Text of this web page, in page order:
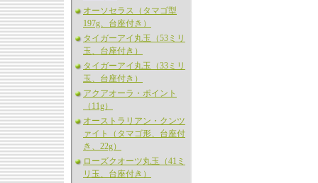
オーソセラス（タマゴ型
197g、台座付き）
タイガーアイ丸玉（53ミリ
玉、台座付き）
タイガーアイ丸玉（33ミリ
玉、台座付き）
アクアオーラ・ポイント
（11g）
オーストラリアン・クンツ
ァイト（タマゴ形、台座付
き、22g）
ローズクオーツ丸玉（41ミ
リ玉、台座付き）